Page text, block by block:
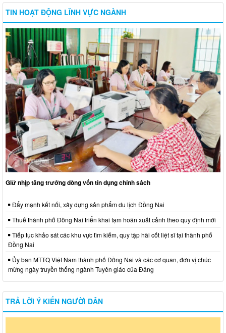
TIN HOẠT ĐỘNG LĨNH VỰC NGÀNH
Giữ nhịp tăng trưởng dòng vốn tín dụng chính sách
Đẩy mạnh kết nối, xây dựng sản phẩm du lịch Đồng Nai
Thuế thành phố Đồng Nai triển khai tạm hoãn xuất cảnh theo quy định mới
Tiếp tục khảo sát các khu vực tìm kiếm, quy tập hài cốt liệt sĩ tại thành phố
Đồng Nai
Ủy ban MTTQ Việt Nam thành phố Đồng Nai và các cơ quan, đơn vị chúc
mừng ngày truyền thống ngành Tuyên giáo của Đảng
TRẢ LỜI Ý KIẾN NGƯỜI DÂN